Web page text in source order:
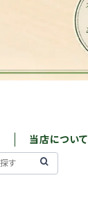
当店について